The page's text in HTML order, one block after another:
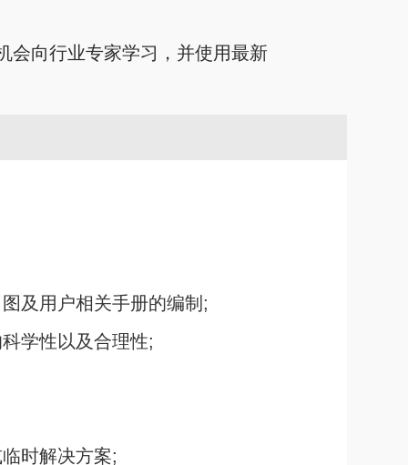
会向行业专家学习，并使用最新
及用户相关手册的编制;
学性以及合理性;
时解决方案;